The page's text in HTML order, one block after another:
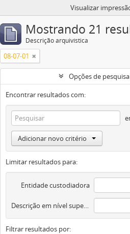
Visualizar
Mostrando 21
Descrição arquivística
08-07-01
Opções de
Encontrar resultados com:
Adicionar novo critério
Limitar resultados para:
Entidade custodiadora
Descrição em nível superior
Filtrar resultados por: